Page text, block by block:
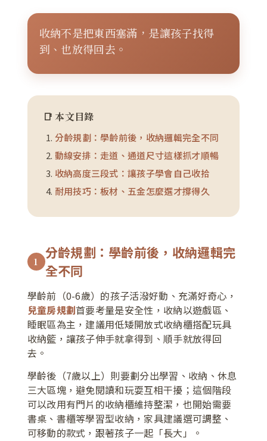
收納不是把東西塞滿，是讓孩子找得
到、也放得回去。
📑 本文目錄
分齡規劃：學齡前後，收納邏輯完全不同
動線安排：走道、通道尺寸這樣抓才順暢
收納高度三段式：讓孩子學會自己收拾
耐用技巧：板材、五金怎麼選才撐得久
1
分齡規劃：學齡前後，收納邏輯完
全不同
學齡前（0-6歲）的孩子活潑好動、充滿好奇心，
兒童房規劃首要考量是安全性，收納以遊戲區、
睡眠區為主，建議用低矮開放式收納櫃搭配玩具
收納籃，讓孩子伸手就拿得到、順手就放得回
去。
學齡後（7歲以上）則要劃分出學習、收納、休息
三大區塊，避免閱讀和玩耍互相干擾；這個階段
可以改用有門片的收納櫃維持整潔，也開始需要
書桌、書櫃等學習型收納，家具建議選可調整、
可移動的款式，跟著孩子一起「長大」。